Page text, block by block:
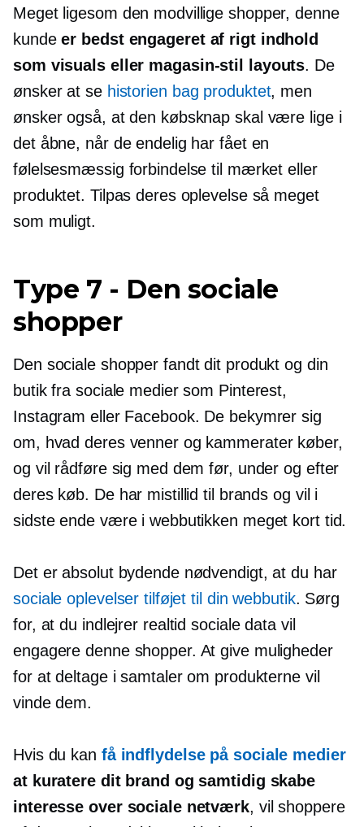
Meget ligesom den modvillige shopper, denne
kundeer bedst engageret af rigt indhold
som visuals eller magasin-stil layouts. De
ønsker at se historien bag produktet, men
ønsker også, at den købsknap skal være lige i
det åbne, når de endelig har fået en
følelsesmæssig forbindelse til mærket eller
produktet. Tilpas deres oplevelse så meget
som muligt.
Type 7 - Den sociale
shopper
Den sociale shopper fandt dit produkt og din
butik fra sociale medier som Pinterest,
Instagram eller Facebook. De bekymrer sig
om, hvad deres venner og kammerater køber,
og vil rådføre sig med dem før, under og efter
deres køb. De har mistillid til brands og vil i
sidste ende være i webbutikken meget kort tid.
Det er absolut bydende nødvendigt, at du har
sociale oplevelser tilføjet til din webbutik. Sørg
for, at du indlejrer realtid sociale data vil
engagere denne shopper. At give muligheder
for at deltage i samtaler om produkterne vil
vinde dem.
Hvis du kan få indflydelse på sociale medier
at kuratere dit brand og samtidig skabe
interesse over sociale netværk, vil shoppere